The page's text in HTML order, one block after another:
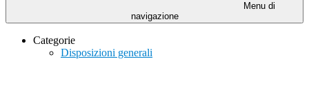
Menu di
navigazione
Categorie
Disposizioni generali